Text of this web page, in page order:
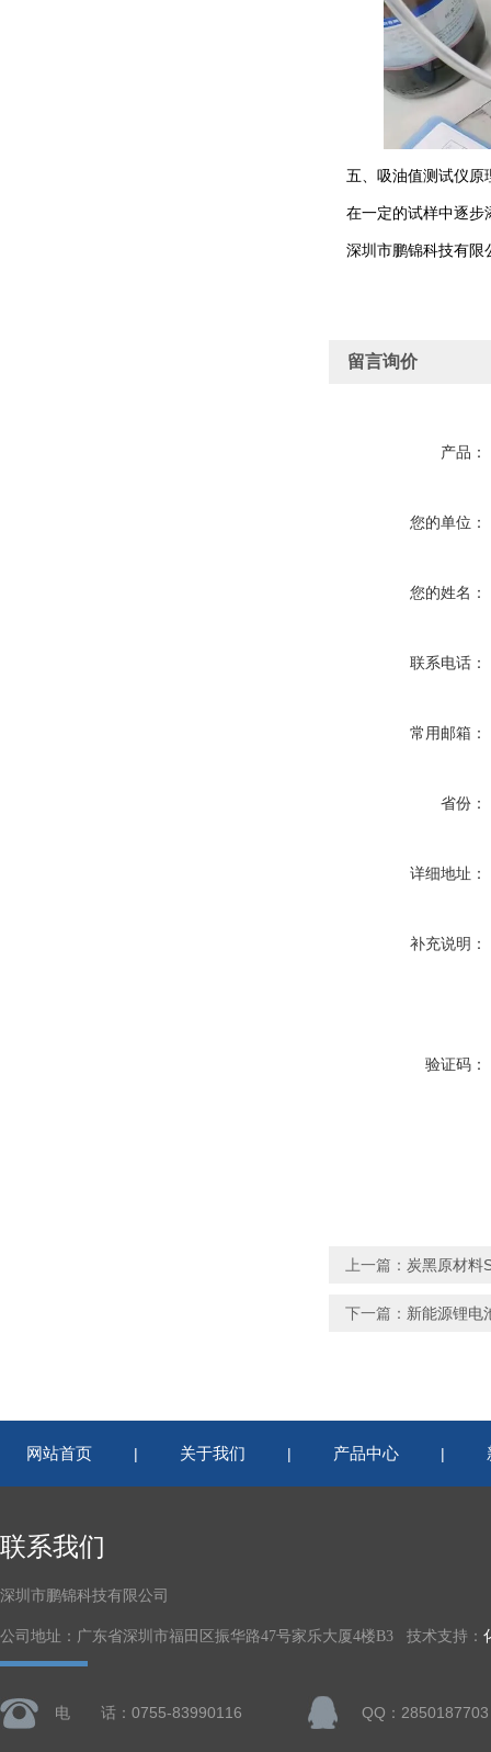
五、吸油值测试仪原
在一定的试样中逐步
深圳市鹏锦科技有限
留言询价
产品：
您的单位：
您的姓名：
联系电话：
常用邮箱：
省份：
详细地址：
补充说明：
验证码：
上一篇： 炭黑原材料
下一篇： 新能源锂电
网站首页 | 关于我们 | 产品中心 |
联系我们
深圳市鹏锦科技有限公司
公司地址：广东省深圳市福田区振华路47号家乐大厦4楼B3 技术支持：
电 话：0755-83990116 QQ：2850187703